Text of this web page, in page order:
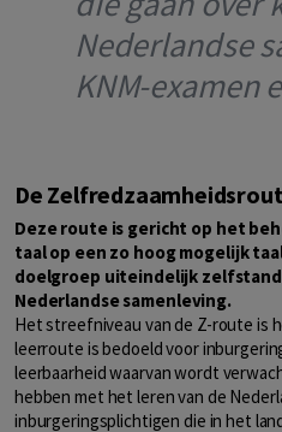
Nederlandse
KNM-examen
De
Deze route is gericht op het
taal op een zo hoog mogelijk
doelgroep uiteindelijk
Nederlandse samenleving.
Het streefniveau van de Z-route is
leerroute is bedoeld voor
leerbaarheid waarvan wordt
hebben met het leren van de
inburgeringsplichtigen die in het